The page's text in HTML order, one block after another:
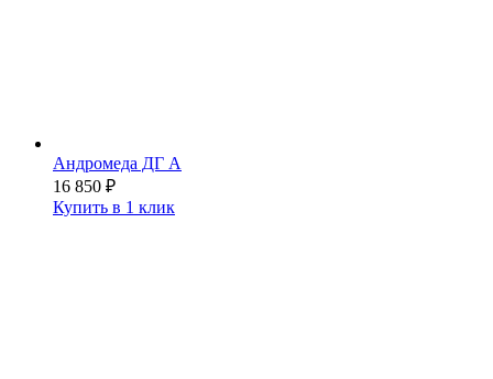
Андромеда ДГ А
16 850 ₽
Купить в 1 клик